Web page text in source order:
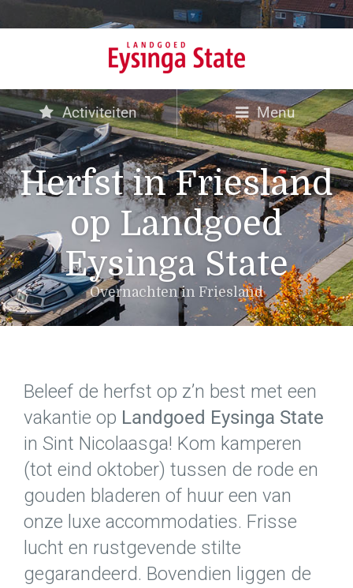
Activiteiten Menu
Herfst in Friesland
op Landgoed
Eysinga State
Overnachten in Friesland
Beleef de herfst op z’n best met een
vakantie op Landgoed Eysinga State
in Sint Nicolaasga! Kom kamperen
(tot eind oktober) tussen de rode en
gouden bladeren of huur een van
onze luxe accommodaties. Frisse
lucht en rustgevende stilte
gegarandeerd. Bovendien liggen de